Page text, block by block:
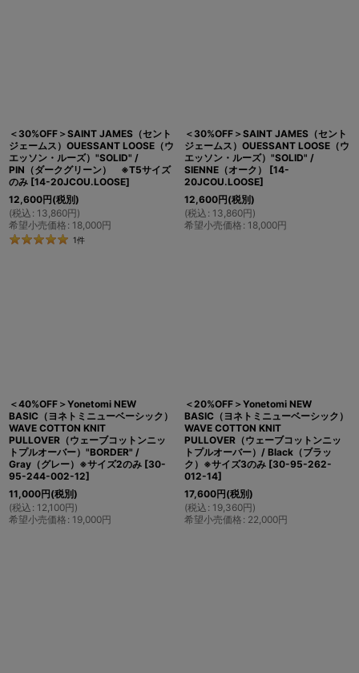
＜30%OFF＞SAINT JAMES（セント
ジェームス）OUESSANT LOOSE（ウ
エッソン・ルーズ）"SOLID" /
PIN（ダークグリーン） ※T5サイズ
のみ [14-20JCOU.LOOSE]
12,600円(税別)
(税込 : 13,860円)
希望小売価格 : 18,000円
1件
＜30%OFF＞SAINT JAMES（セント
ジェームス）OUESSANT LOOSE（ウ
エッソン・ルーズ）"SOLID" /
SIENNE（オーク）
[14-
20JCOU.LOOSE]
12,600円(税別)
(税込 : 13,860円)
希望小売価格 : 18,000円
＜40%OFF＞Yonetomi NEW
BASIC（ヨネトミニューベーシック）
WAVE COTTON KNIT
PULLOVER（ウェーブコットンニッ
トプルオーバー）"BORDER" /
Gray（グレー）※サイズ2のみ [30-
95-244-002-12]
11,000円(税別)
(税込 : 12,100円)
希望小売価格 : 19,000円
＜20%OFF＞Yonetomi NEW
BASIC（ヨネトミニューベーシック）
WAVE COTTON KNIT
PULLOVER（ウェーブコットンニッ
トプルオーバー）/ Black（ブラッ
ク）※サイズ3のみ [30-95-262-
012-14]
17,600円(税別)
(税込 : 19,360円)
希望小売価格 : 22,000円